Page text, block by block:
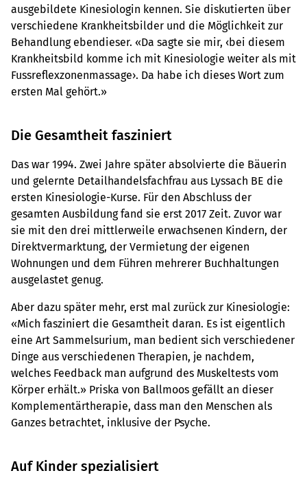
ausgebildete Kinesiologin kennen. Sie diskutierten über
verschiedene Krankheitsbilder und die Möglichkeit zur
Behandlung ebendieser. «Da sagte sie mir, ‹bei diesem
Krankheitsbild komme ich mit Kinesiologie weiter als mit
Fussreflexzonenmassage›. Da habe ich dieses Wort zum
ersten Mal gehört.»
Die Gesamtheit fasziniert
Das war 1994. Zwei Jahre später absolvierte die Bäuerin
und gelernte Detailhandelsfachfrau aus Lyssach BE die
ersten Kinesiologie-Kurse. Für den Abschluss der
gesamten Ausbildung fand sie erst 2017 Zeit. Zuvor war
sie mit den drei mittlerweile erwachsenen Kindern, der
Direktvermarktung, der Vermietung der eigenen
Wohnungen und dem Führen mehrerer Buchhaltungen
ausgelastet genug.
Aber dazu später mehr, erst mal zurück zur Kinesiologie:
«Mich fasziniert die Gesamtheit daran. Es ist eigentlich
eine Art Sammelsurium, man bedient sich verschiedener
Dinge aus verschiedenen Therapien, je nachdem,
welches Feedback man aufgrund des Muskeltests vom
Körper erhält.» Priska von Ballmoos gefällt an dieser
Komplementärtherapie, dass man den Menschen als
Ganzes betrachtet, inklusive der Psyche.
Auf Kinder spezialisiert